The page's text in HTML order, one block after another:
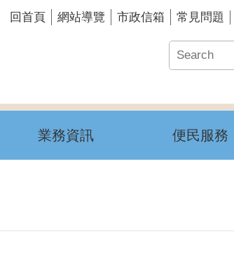
回首頁 網站導覽 市政信箱 常見問題
業務資訊 便民服務